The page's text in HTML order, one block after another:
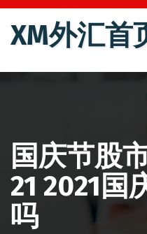
跳
XM外汇首
国庆节股
21 2021国
吗